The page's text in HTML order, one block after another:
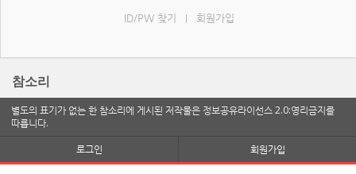
ID/PW 찾기 회원가입
참소리
별도의 표기가 없는 한 참소리에 게시된 저작물은 정보공유라이선스 2.0:영리금지를
따릅니다.
로그인
회원가입